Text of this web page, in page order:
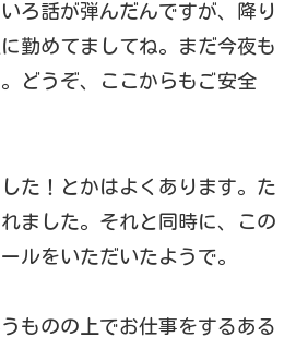
ろ話が弾んだんですが、降り
勤めてましてね。まだ今夜も
どうぞ、ここからもご安全
た！とかはよくあります。た
ました。それと同時に、この
ルをいただいたようで。
ものの上でお仕事をするある